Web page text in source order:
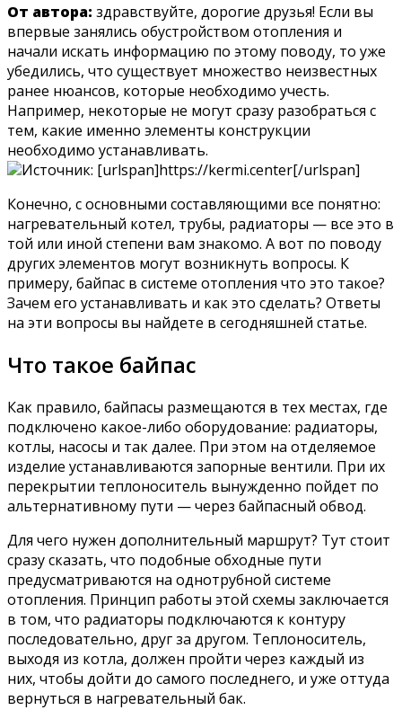
От автора: здравствуйте, дорогие друзья! Если вы
впервые занялись обустройством отопления и
начали искать информацию по этому поводу, то уже
убедились, что существует множество неизвестных
ранее нюансов, которые необходимо учесть.
Например, некоторые не могут сразу разобраться с
тем, какие именно элементы конструкции
необходимо устанавливать.
Источник: [urlspan]https://kermi.center[/urlspan]
Конечно, с основными составляющими все понятно:
нагревательный котел, трубы, радиаторы — все это в
той или иной степени вам знакомо. А вот по поводу
других элементов могут возникнуть вопросы. К
примеру, байпас в системе отопления что это такое?
Зачем его устанавливать и как это сделать? Ответы
на эти вопросы вы найдете в сегодняшней статье.
Что такое байпас
Как правило, байпасы размещаются в тех местах, где
подключено какое-либо оборудование: радиаторы,
котлы, насосы и так далее. При этом на отделяемое
изделие устанавливаются запорные вентили. При их
перекрытии теплоноситель вынужденно пойдет по
альтернативному пути — через байпасный обвод.
Для чего нужен дополнительный маршрут? Тут стоит
сразу сказать, что подобные обходные пути
предусматриваются на однотрубной системе
отопления. Принцип работы этой схемы заключается
в том, что радиаторы подключаются к контуру
последовательно, друг за другом. Теплоноситель,
выходя из котла, должен пройти через каждый из
них, чтобы дойти до самого последнего, и уже оттуда
вернуться в нагревательный бак.